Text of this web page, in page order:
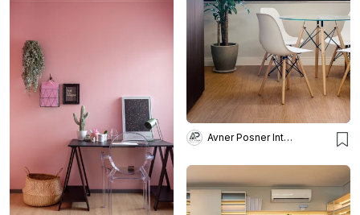
Avner Posner Interiores